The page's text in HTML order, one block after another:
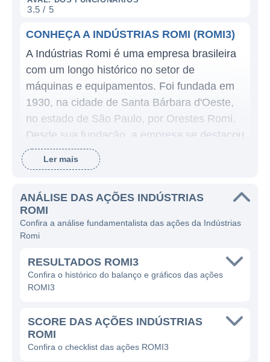
3.5 / 5
CONHEÇA A INDÚSTRIAS ROMI (ROMI3)
A Indústrias Romi é uma empresa brasileira
com um longo histórico no setor de
máquinas e equipamentos. Foi fundada em
1930, na cidade de Santa Bárbara d'Oeste,
no estado de São Paulo, por Orestes Romi.
Desde sua fundação, a empresa se destacou
pela produção de máquinas-ferramenta e
pela oferta de soluções que atendem a
posiciona como uma das líderes nacionais
nessas categorias, focando na inovação e na
tecnologia para desenvolver produtos que
O segmento de atuação da Indústrias Romi
abrange a fabricação de máquinas-
usinagem e moldagem de peças, bem como
a produção de plástico e metal. As
máquinas-ferramenta permitem o corte, a
Ler mais
ANÁLISE DAS AÇÕES INDÚSTRIAS
ROMI
Confira a análise fundamentalista das ações da Indústrias
Romi
RESULTADOS ROMI3
Confira o histórico do balanço e gráficos das ações
ROMI3
SCORE DAS AÇÕES INDÚSTRIAS
ROMI
Confira o checklist das ações ROMI3